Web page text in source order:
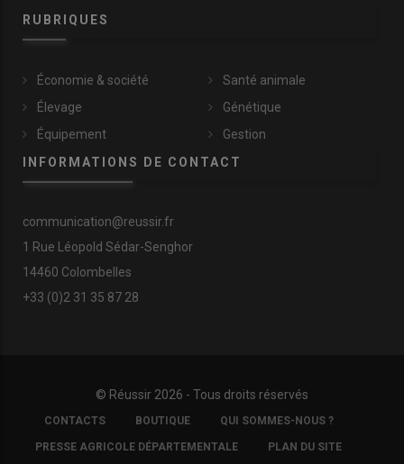
RUBRIQUES
Économie & société
Élevage
Équipement
Santé animale
Génétique
Gestion
INFORMATIONS DE CONTACT
communication@reussir.fr
1 Rue Léopold Sédar-Senghor
14460 Colombelles
+33 (0)2 31 35 87 28
© Réussir 2026 - Tous droits réservés
FOOTER
COPYRIGHT
CONTACTS BOUTIQUE QUI SOMMES-NOUS ?
PRESSE AGRICOLE DÉPARTEMENTALE PLAN DU SITE